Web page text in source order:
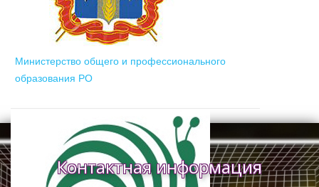
Министерство общего и профессионального
образования РО
Контактная информация